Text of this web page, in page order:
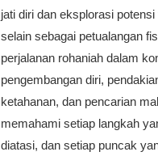
jati diri dan eksplorasi
selain sebagai petualangan
perjalanan rohaniah dalam
pengembangan diri,
ketahanan, dan pencarian
memahami setiap langkah
diatasi, dan setiap puncak